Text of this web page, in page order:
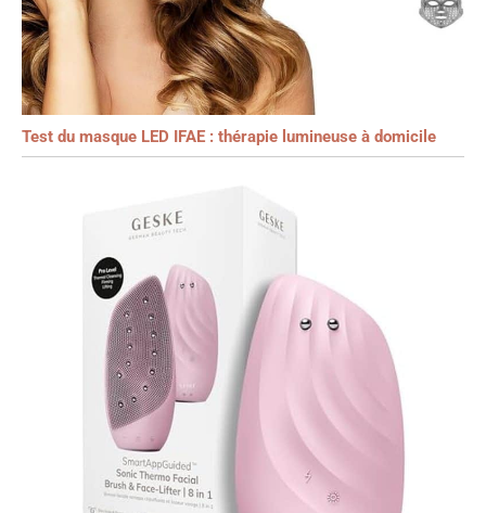
Test du masque LED IFAE : thérapie lumineuse à domicile